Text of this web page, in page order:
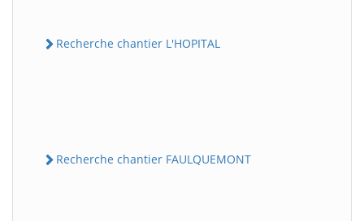
Recherche chantier L'HOPITAL
Recherche chantier FAULQUEMONT